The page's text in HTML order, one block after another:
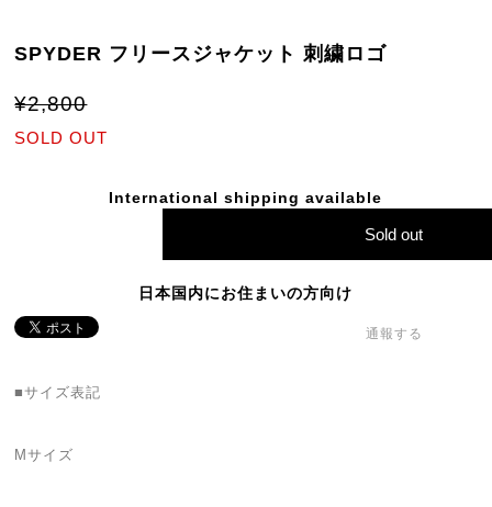
SPYDER フリースジャケット 刺繍ロゴ
¥2,800
SOLD OUT
International shipping available
Sold out
日本国内にお住まいの方向け
通報する
■サイズ表記
Mサイズ